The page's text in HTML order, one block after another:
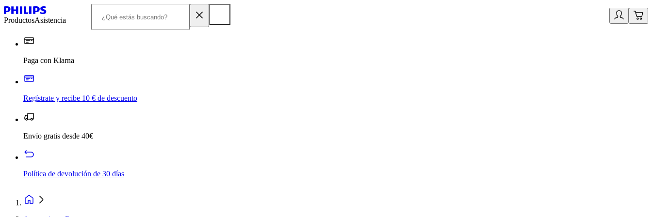
ProductosAsistencia
Paga con Klarna
Regístrate y recibe 10 € de descuento
Envío gratis desde 40€
Política de devolución de 30 días